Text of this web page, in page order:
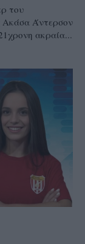
του
Ακάσα Άντερσον
ακραία...